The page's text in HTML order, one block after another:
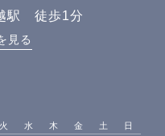
駅 徒歩1分
見る
火 水 木 金 土 日